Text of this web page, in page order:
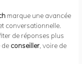
marque une avancée
conversationnelle.
de réponses plus
de conseiller , voire de